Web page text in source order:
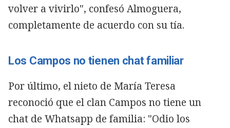
volver a vivirlo", confesó Almoguera,
completamente de acuerdo con su tía.
Los Campos no tienen chat familiar
Por último, el nieto de María Teresa
reconoció que el clan Campos no tiene un
chat de Whatsapp de familia: "Odio los